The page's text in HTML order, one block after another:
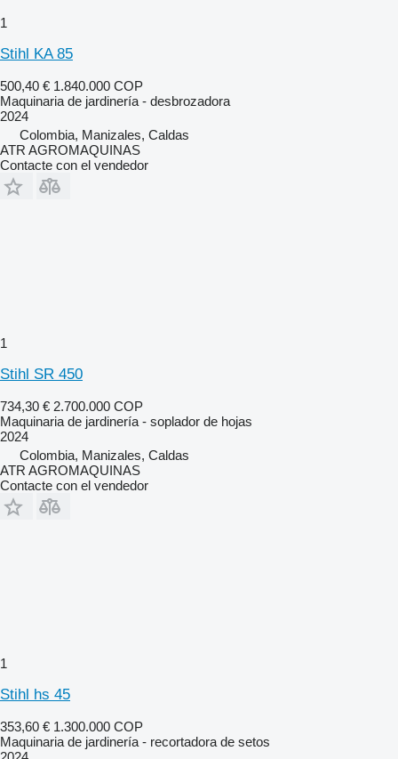
1
Stihl KA 85
500,40 € 1.840.000 COP
Maquinaria de jardinería - desbrozadora
2024
Colombia, Manizales, Caldas
ATR AGROMAQUINAS
Contacte con el vendedor
1
Stihl SR 450
734,30 € 2.700.000 COP
Maquinaria de jardinería - soplador de hojas
2024
Colombia, Manizales, Caldas
ATR AGROMAQUINAS
Contacte con el vendedor
1
Stihl hs 45
353,60 € 1.300.000 COP
Maquinaria de jardinería - recortadora de setos